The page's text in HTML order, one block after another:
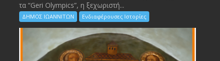
τα “Geri Olympics”, η ξεχωριστή...
ΔΗΜΟΣ ΙΩΑΝΝΙΤΩΝ Ενδιαφέρουσες Ιστορίες